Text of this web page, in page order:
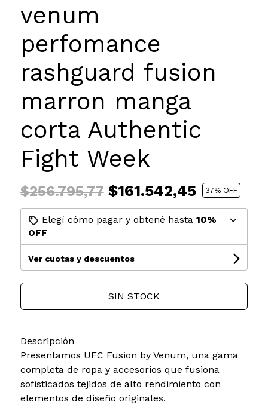
venum
perfomance
rashguard fusion
marron manga
corta Authentic
Fight Week
$256.795,77$161.542,45 37% OFF
Elegí cómo pagar y obtené hasta 10%
OFF
Ver cuotas y descuentos
SIN STOCK
Descripción
Presentamos UFC Fusion by Venum, una gama
completa de ropa y accesorios que fusiona
sofisticados tejidos de alto rendimiento con
elementos de diseño originales.